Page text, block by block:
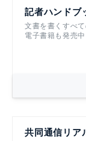
記者ハンドブ
文書を書くすべ
電子書籍も発売中
共同通信リア